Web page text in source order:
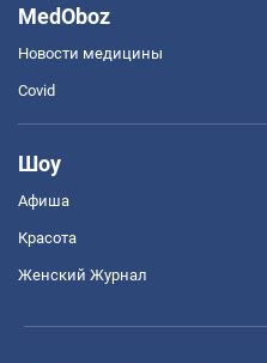
MedOboz
Новости медицины
Covid
Шоу
Афиша
Красота
Женский Журнал